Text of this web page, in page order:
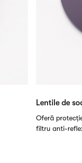
Lentile de
Oferă
filtru anti-